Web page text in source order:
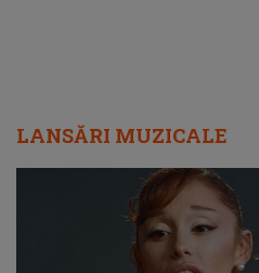
LANSĂRI MUZICALE